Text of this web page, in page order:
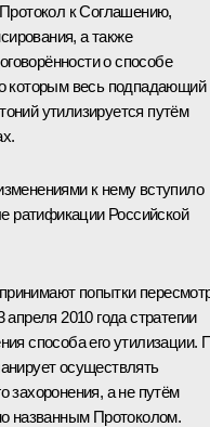
к Соглашению,
а также
о способе
которым весь подпадающий
утилизируется путём
к нему вступило
ратификации Российской
попытки
2010 года стратегии
способа его утилизации.
осуществлять
захоронения, а не путём
названным Протоколом.